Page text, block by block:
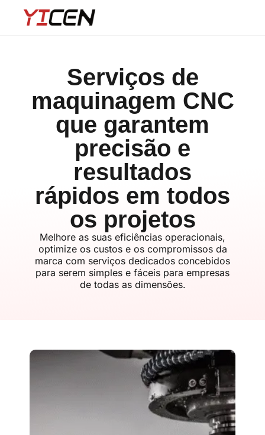
Serviços de
maquinagem CNC
que garantem
precisão e
resultados
rápidos em todos
os projetos
Melhore as suas eficiências operacionais,
optimize os custos e os compromissos da
marca com serviços dedicados concebidos
para serem simples e fáceis para empresas
de todas as dimensões.